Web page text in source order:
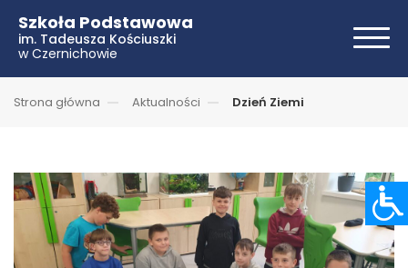
Szkoła Podstawowa
im. Tadeusza Kościuszki
w Czernichowie
Strona główna Aktualności Dzień Ziemi